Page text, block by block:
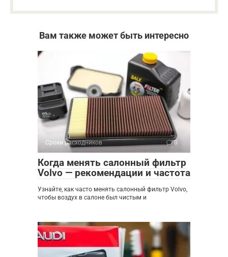
Вам также может быть интересно
Сроки расходников 0
Когда менять салонный фильтр
Volvo — рекомендации и частота
Узнайте, как часто менять салонный фильтр Volvo,
чтобы воздух в салоне был чистым и